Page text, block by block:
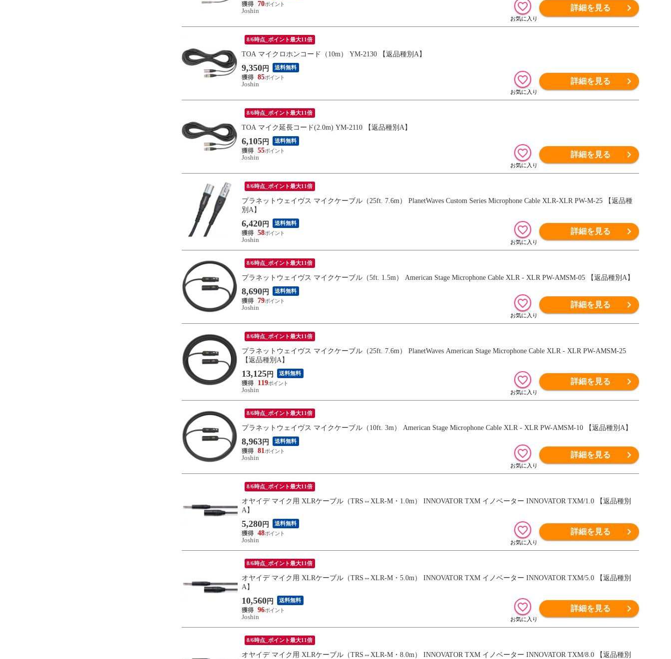
70
Joshin
詳細を見る
8/6時点_ポイント最大11倍
TOA マイクロホンコード（10m） YM-2130 【返品種別A】
9,350 円 送料無料
85
Joshin
詳細を見る
8/6時点_ポイント最大11倍
TOA マイク延長コード(2.0m) YM-2110 【返品種別A】
6,105 円 送料無料
55
Joshin
詳細を見る
8/6時点_ポイント最大11倍
プラネットウェイヴス マイクケーブル（25ft. 7.6m） PlanetWaves Custom Series Microphone Cable XLR-XLR PW-M-25 【返品種
別A】
6,420 円 送料無料
58
Joshin
詳細を見る
8/6時点_ポイント最大11倍
プラネットウェイヴス マイクケーブル（5ft. 1.5m） American Stage Microphone Cable XLR - XLR PW-AMSM-05 【返品種別A】
8,690 円 送料無料
79
Joshin
詳細を見る
8/6時点_ポイント最大11倍
プラネットウェイヴス マイクケーブル（25ft. 7.6m） PlanetWaves American Stage Microphone Cable XLR - XLR PW-AMSM-25
【返品種別A】
13,125 円 送料無料
119
Joshin
詳細を見る
8/6時点_ポイント最大11倍
プラネットウェイヴス マイクケーブル（10ft. 3m） American Stage Microphone Cable XLR - XLR PW-AMSM-10 【返品種別A】
8,963 円 送料無料
81
Joshin
詳細を見る
8/6時点_ポイント最大11倍
オヤイデ マイク用 XLRケーブル（TRS⇔XLR-M・1.0m） INNOVATOR TXM イノベーター INNOVATOR TXM/1.0 【返品種別
A】
5,280 円 送料無料
48
Joshin
詳細を見る
8/6時点_ポイント最大11倍
オヤイデ マイク用 XLRケーブル（TRS⇔XLR-M・5.0m） INNOVATOR TXM イノベーター INNOVATOR TXM/5.0 【返品種別
A】
10,560 円 送料無料
96
Joshin
詳細を見る
8/6時点_ポイント最大11倍
オヤイデ マイク用 XLRケーブル（TRS⇔XLR-M・8.0m） INNOVATOR TXM イノベーター INNOVATOR TXM/8.0 【返品種別